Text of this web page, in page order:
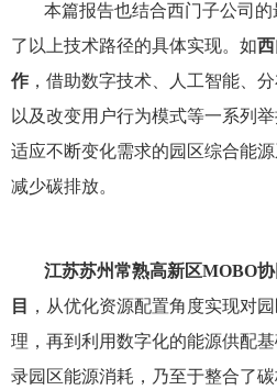
本篇报告也结合西门子公司
了以上技术路径的具体实现。如
作 ，借助数字技术、人工智能、
以及改变用户行为模式等一系列
适应不断变化需求的园区综合能
减少碳排放。
江苏苏州常熟高新区MOBO
目
，从优化资源配置角度实现对
理，再到利用数字化的能源供配
录园区能源消耗，乃至于整合了